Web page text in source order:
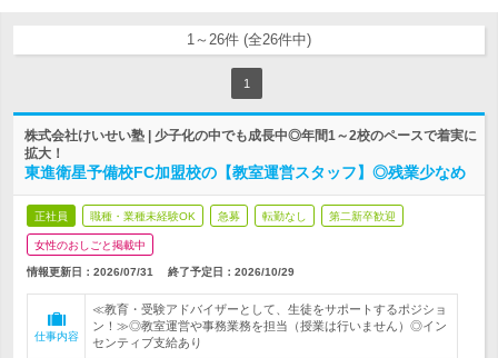
1～26件 (全26件中)
1
株式会社けいせい塾 | 少子化の中でも成長中◎年間1～2校のペースで着実に
拡大！
東進衛星予備校FC加盟校の【教室運営スタッフ】◎残業少なめ
正社員 職種・業種未経験OK 急募 転勤なし 第二新卒歓迎
女性のおしごと掲載中
情報更新日：2026/07/31 終了予定日： 2026/10/29
仕事内容
≪教育・受験アドバイザーとして、生徒をサポートするポジショ
ン！≫◎教室運営や事務業務を担当（授業は行いません）◎イン
センティブ支給あり